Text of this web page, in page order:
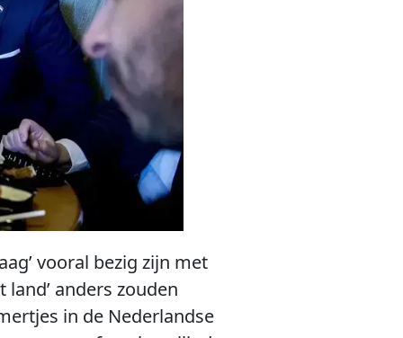
vooral bezig zijn met
anders zouden
in de Nederlandse